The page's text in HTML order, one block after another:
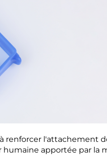
renforcer l'attachement
apportée par la